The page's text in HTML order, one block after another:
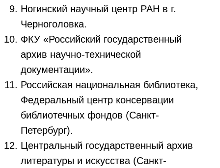
Ногинский научный центр РАН в г.
Черноголовка.
ФКУ «Российский государственный
архив научно-технической
документации».
Российская национальная библиотека,
Федеральный центр консервации
библиотечных фондов (Санкт-
Петербург).
Центральный государственный архив
литературы и искусства (Санкт-
КОНТАКТЫ
+7 (495) 280-12-00 (326)
catalog@atr.gov.ru
Запросить технологию